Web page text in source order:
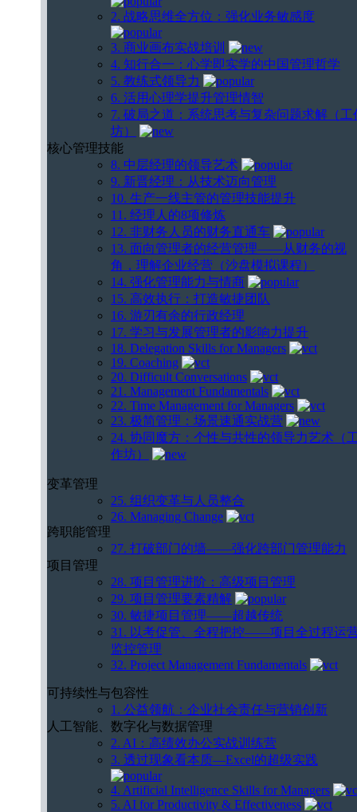
2. 战略思维全方位：强化业务敏感度
3. 商业画布实战培训
4. 知行合一：心学即实学的中国管理哲学
5. 教练式领导力
6. 活用心理学提升管理情智
7. 破局之道：系统思考与复杂问题求解（工
坊）
核心管理技能
8. 中层经理的领导艺术
9. 新晋经理：从技术迈向管理
10. 生产一线主管的管理技能提升
11. 经理人的8项修炼
12. 非财务人员的财务直通车
13. 面向管理者的经营管理——从财务的视
角，理解企业经营（沙盘模拟课程）
14. 强化管理能力与情商
15. 高效执行：打造敏捷团队
16. 游刃有余的行政经理
17. 学习与发展管理者的影响力提升
18. Delegation Skills for Managers
19. Coaching
20. Difficult Conversations
21. Management Fundamentals
22. Time Management for Managers
23. 极简管理：场景速通实战营
24. 协同魔方：个性与共性的领导力艺术（
作坊）
变革管理
25. 组织变革与人员整合
26. Managing Change
跨职能管理
27. 打破部门的墙——强化跨部门管理能力
项目管理
28. 项目管理进阶：高级项目管理
29. 项目管理要素精解
30. 敏捷项目管理——超越传统
31. 以考促管、全程把控——项目全过程运
监控管理
32. Project Management Fundamentals
可持续性与包容性
1. 公益领航：企业社会责任与营销创新
人工智能、数字化与数据管理
2. AI：高绩效办公实战训练营
3. 透过现象看本质—Excel的超级实践
4. Artificial Intelligence Skills for Managers
5. AI for Productivity & Effectiveness